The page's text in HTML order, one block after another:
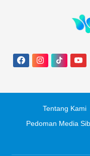
Tentang Kami
Pedoman Media